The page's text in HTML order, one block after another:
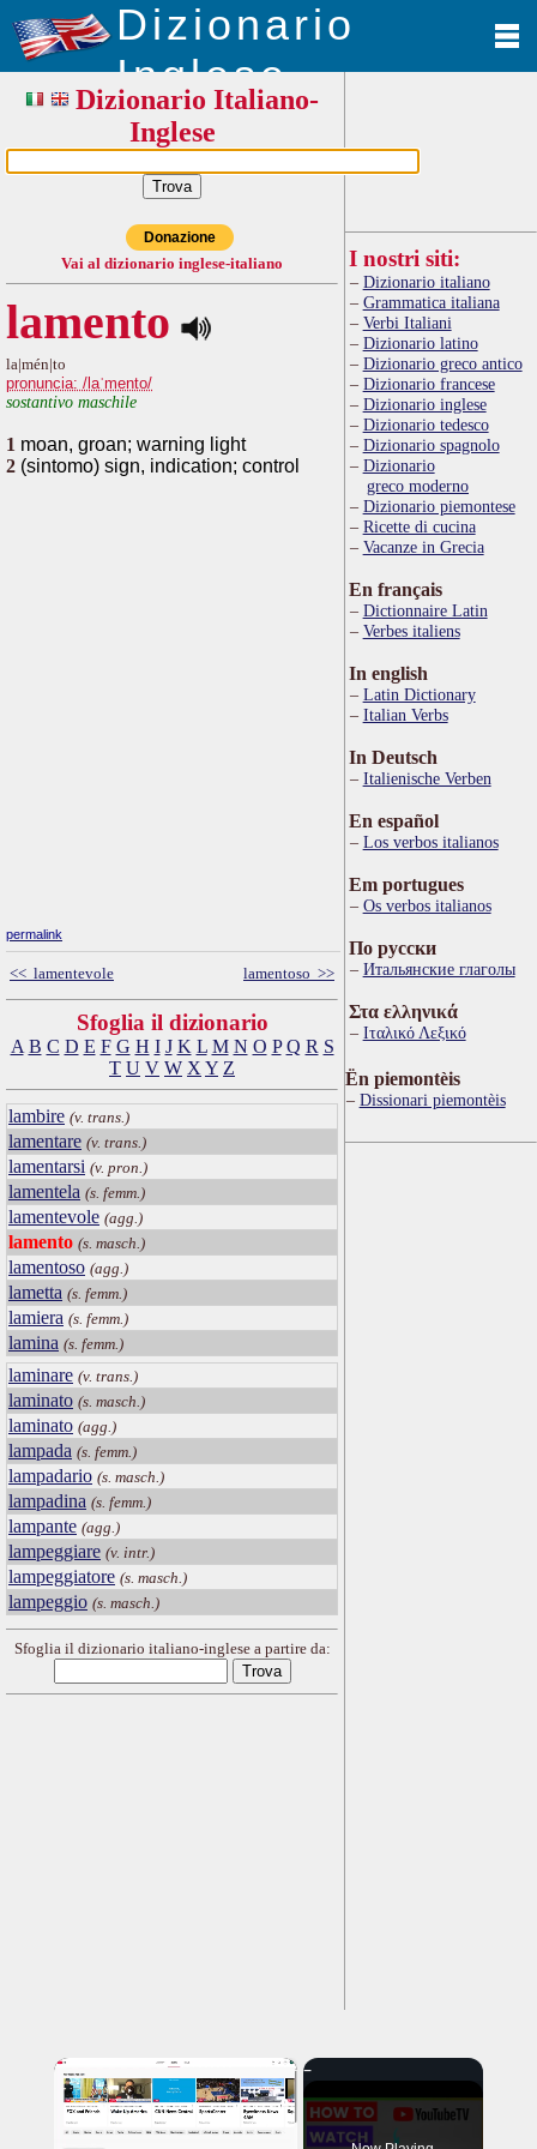
Dizionario
Inglese
Dizionario Italiano-
Inglese
Donazione
Vai al dizionario inglese-italiano
lamento
la|mén|to
pronuncia: /laˈmento/
sostantivo maschile
1 moan, groan; warning light
2 (sintomo) sign, indication; control
permalink
<< lamentevole lamentoso >>
Sfoglia il dizionario
A B C D E F G H I J K L M N O P Q R S
T U V W X Y Z
lambire (v. trans.)
lamentare (v. trans.)
lamentarsi (v. pron.)
lamentela (s. femm.)
lamentevole (agg.)
lamento (s. masch.)
lamentoso (agg.)
lametta (s. femm.)
lamiera (s. femm.)
lamina (s. femm.)
laminare (v. trans.)
laminato (s. masch.)
laminato (agg.)
lampada (s. femm.)
lampadario (s. masch.)
lampadina (s. femm.)
lampante (agg.)
lampeggiare (v. intr.)
lampeggiatore (s. masch.)
lampeggio (s. masch.)
Sfoglia il dizionario italiano-inglese a partire da:
I nostri siti:
Dizionario italiano
Grammatica italiana
Verbi Italiani
Dizionario latino
Dizionario greco antico
Dizionario francese
Dizionario inglese
Dizionario tedesco
Dizionario spagnolo
Dizionario
greco moderno
Dizionario piemontese
Ricette di cucina
Vacanze in Grecia
En français
Dictionnaire Latin
Verbes italiens
In english
Latin Dictionary
Italian Verbs
In Deutsch
Italienische Verben
En español
Los verbos italianos
Em portugues
Os verbos italianos
По русски
Итальянские глаголы
Στα ελληνικά
Ιταλικό Λεξικό
Ën piemontèis
Dissionari piemontèis
×